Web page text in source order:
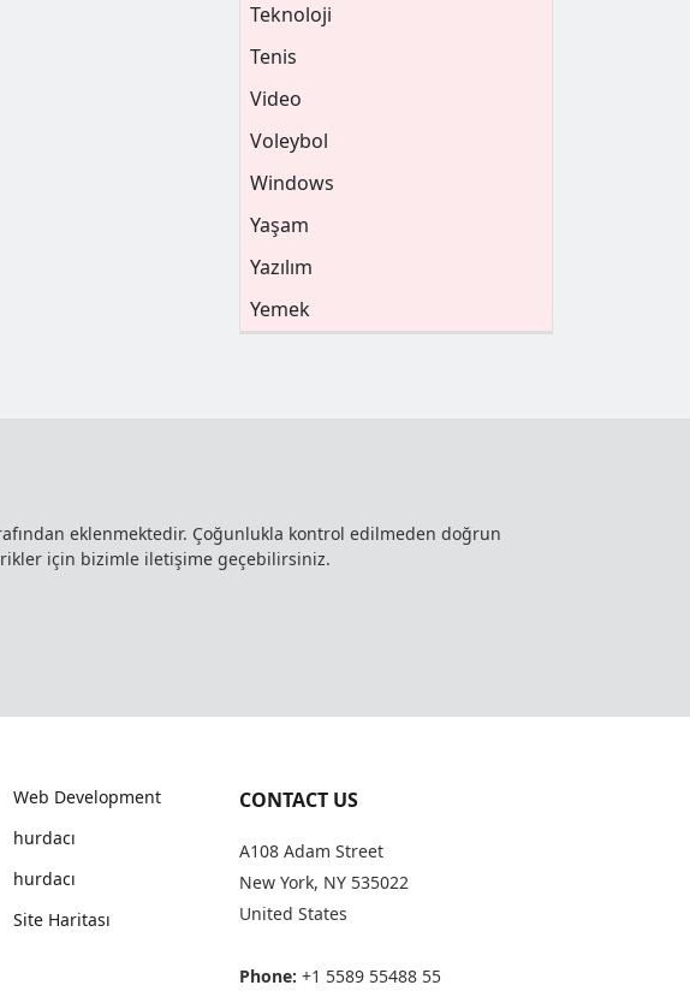
Teknoloji
Tenis
Video
Voleybol
Windows
Yaşam
Yazılım
Yemek
eklenmektedir. Çoğunlukla kontrol edilmeden doğrun
için bizimle iletişime geçebilirsiniz.
Web Development
hurdacı
hurdacı
Site Haritası
CONTACT US
A108 Adam Street
New York, NY 535022
United States
Phone: +1 5589 55488 55